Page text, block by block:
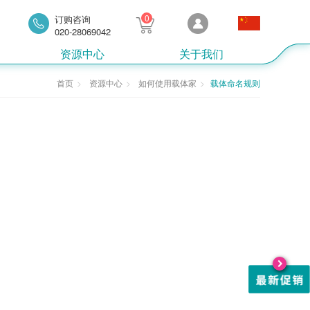
0
订购咨询
020-28069042
资源中心 关于我们
首页 资源中心 如何使用载体家 载体命名规则